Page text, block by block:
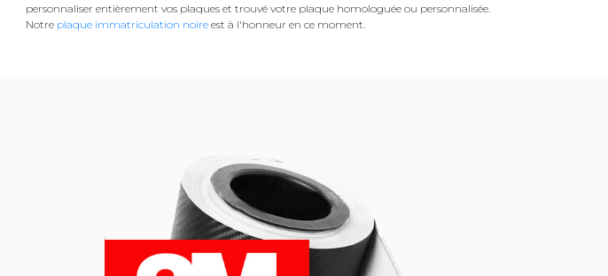
personnaliser entièrement vos plaques et trouvé votre plaque homologuée ou personnalisée.
Notre plaque immatriculation noire est à l'honneur en ce moment.